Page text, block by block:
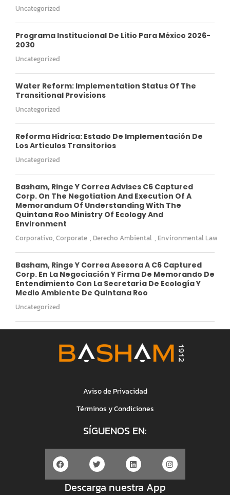
Uncategorized
Programa Institucional De Litio Para México 2026-
2030
Uncategorized
Water Reform: Implementation Status Of The
Transitional Provisions
Uncategorized
Reforma Hídrica: Estado De Implementación De
Los Artículos Transitorios
Uncategorized
Basham, Ringe Y Correa Advises C6 Captured
Corp. On The Negotiation And Execution Of A
Memorandum Of Understanding With The
Quintana Roo Ministry Of Ecology And
Environment
Corporativo, Corporate , Derecho Ambiental , Environmental Law
Basham, Ringe Y Correa Asesora A C6 Captured
Corp. En La Negociación Y Firma De Memorando De
Entendimiento Con La Secretaría De Ecología Y
Medio Ambiente De Quintana Roo
Uncategorized
Aviso de Privacidad
Términos y Condiciones
SÍGUENOS EN:
Descarga nuestra App